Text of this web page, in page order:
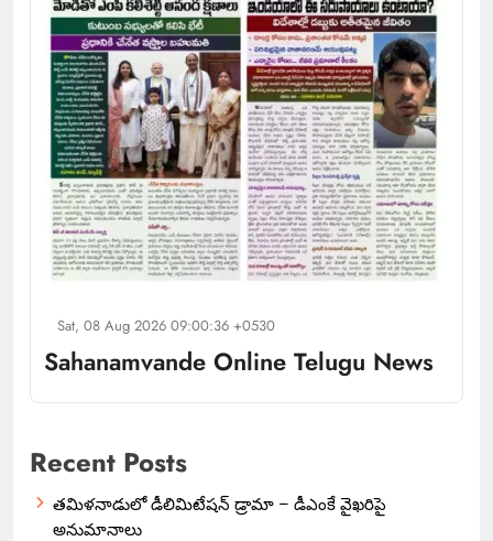
Sat, 08 Aug 2026 09:00:36 +0530
Sahanamvande Online Telugu News
Recent Posts
తమిళనాడులో డీలిమిటేషన్ డ్రామా – డీఎంకే వైఖరిపై
అనుమానాలు